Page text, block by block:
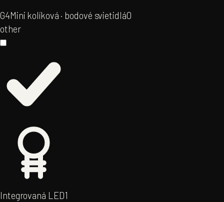
G4Mini kolíková · bodové svietidlá0
other
Integrovaná LED1